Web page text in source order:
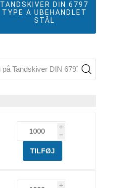
TANDSKIVER DIN 6797
TYPE A UBEHANDLET
STÅL
i
h
i